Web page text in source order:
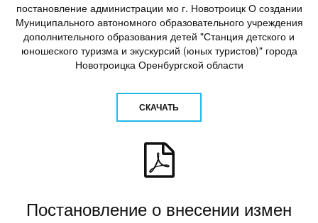
постановление администрации мо г. Новотроицк О создании
Муниципального автономного образовательного учреждения
дополнительного образования детей "Станция детского и
юношеского туризма и экускурсий (юных туристов)" города
Новотроицка Оренбургской области
СКАЧАТЬ
Постановление о внесении измен